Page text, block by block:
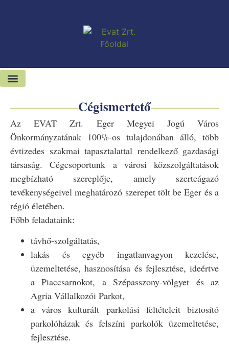
Cégismertető
Az EVAT Zrt. Eger Megyei Jogú Város
Önkormányzatának 100%-os tulajdonában álló, több
évtizedes szakmai tapasztalattal rendelkező gazdasági
társaság. Cégcsoportunk a városi közszolgáltatások
megbízható szereplője, amely szerteágazó
tevékenységeivel meghatározó szerepet tölt be Eger és a
régió életében.
Főbb feladataink:
távhő-szolgáltatás,
lakás és egyéb ingatlanvagyon kezelése,
üzemeltetése, hasznosítása és fejlesztése, ideértve
a Piaccsarnokot, a Szépasszony-völgyet és az
Agria Vállalkozói Parkot,
a város kulturált parkolási feltételeit biztosító
parkolóházak és felszíni parkolók üzemeltetése,
fejlesztése.